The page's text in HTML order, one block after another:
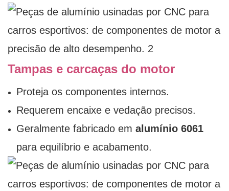
Tampas e carcaças do motor
Proteja os componentes internos.
Requerem encaixe e vedação precisos.
Geralmente fabricado em alumínio 6061
para equilíbrio e acabamento.